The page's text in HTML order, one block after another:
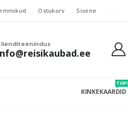
Ostukorv Sisene
TOP!
KINKEKAARDID